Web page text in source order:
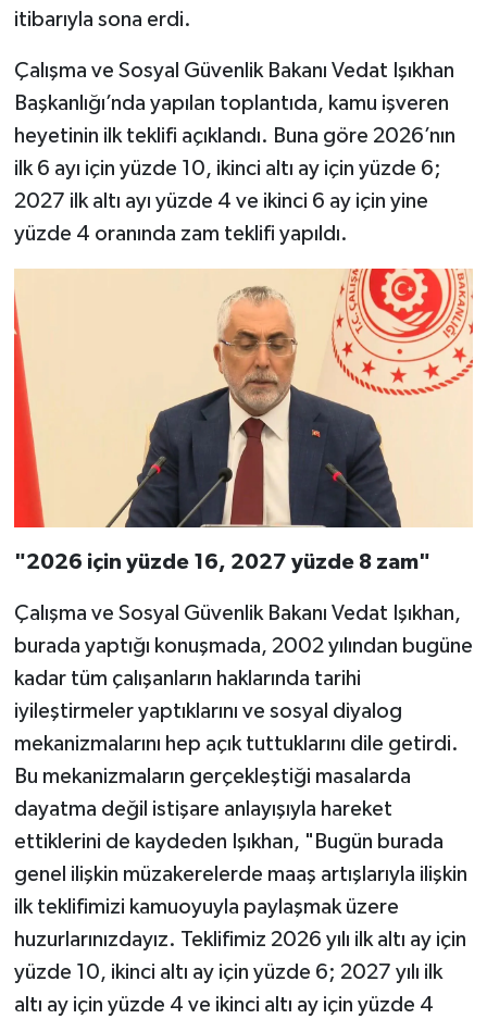
itibarıyla sona erdi.
Çalışma ve Sosyal Güvenlik Bakanı Vedat Işıkhan
Başkanlığı’nda yapılan toplantıda, kamu işveren
heyetinin ilk teklifi açıklandı. Buna göre 2026’nın
ilk 6 ayı için yüzde 10, ikinci altı ay için yüzde 6;
2027 ilk altı ayı yüzde 4 ve ikinci 6 ay için yine
yüzde 4 oranında zam teklifi yapıldı.
"2026 için yüzde 16, 2027 yüzde 8 zam"
Çalışma ve Sosyal Güvenlik Bakanı Vedat Işıkhan,
burada yaptığı konuşmada, 2002 yılından bugüne
kadar tüm çalışanların haklarında tarihi
iyileştirmeler yaptıklarını ve sosyal diyalog
mekanizmalarını hep açık tuttuklarını dile getirdi.
Bu mekanizmaların gerçekleştiği masalarda
dayatma değil istişare anlayışıyla hareket
ettiklerini de kaydeden Işıkhan, "Bugün burada
genel ilişkin müzakerelerde maaş artışlarıyla ilişkin
ilk teklifimizi kamuoyuyla paylaşmak üzere
huzurlarınızdayız. Teklifimiz 2026 yılı ilk altı ay için
yüzde 10, ikinci altı ay için yüzde 6; 2027 yılı ilk
altı ay için yüzde 4 ve ikinci altı ay için yüzde 4